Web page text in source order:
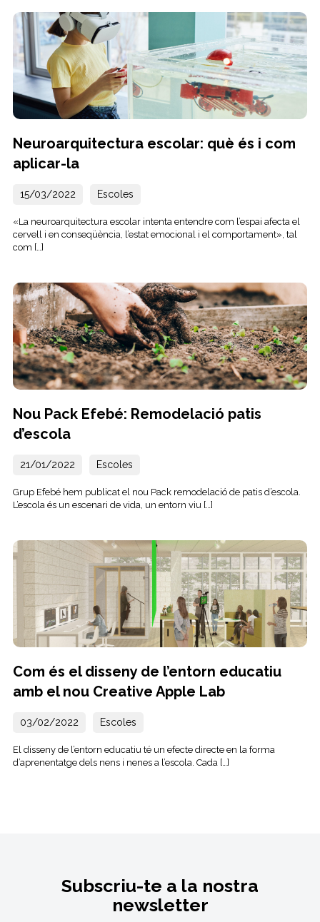
Neuroarquitectura escolar: què és i com
aplicar-la
15/03/2022 Escoles
«La neuroarquitectura escolar intenta entendre com l’espai afecta el
cervell i en conseqüència, l’estat emocional i el comportament», tal
com […]
Nou Pack Efebé: Remodelació patis
d’escola
21/01/2022 Escoles
Grup Efebé hem publicat el nou Pack remodelació de patis d’escola.
L’escola és un escenari de vida, un entorn viu […]
Com és el disseny de l’entorn educatiu
amb el nou Creative Apple Lab
03/02/2022 Escoles
El disseny de l’entorn educatiu té un efecte directe en la forma
d’aprenentatge dels nens i nenes a l’escola. Cada […]
Subscriu-te a la nostra
newsletter